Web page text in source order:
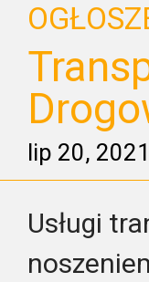
lip 20, 2021
Usługi